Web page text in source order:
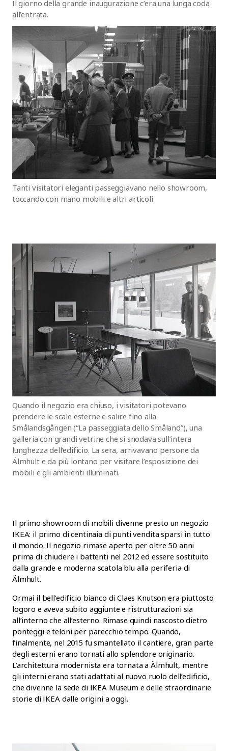
Il giorno della grande inaugurazione c’era una lunga coda
all’entrata.
Tanti visitatori eleganti passeggiavano nello showroom,
toccando con mano mobili e altri articoli.
Quando il negozio era chiuso, i visitatori potevano
prendere le scale esterne e salire fino alla
Smålandsgången (“La passeggiata dello Småland”), una
galleria con grandi vetrine che si snodava sull’intera
lunghezza dell’edificio. La sera, arrivavano persone da
Älmhult e da più lontano per visitare l’esposizione dei
mobili e gli ambienti illuminati.
Il primo showroom di mobili divenne presto un negozio
IKEA: il primo di centinaia di punti vendita sparsi in tutto
il mondo. Il negozio rimase aperto per oltre 50 anni
prima di chiudere i battenti nel 2012 ed essere sostituito
dalla grande e moderna scatola blu alla periferia di
Älmhult.
Ormai il bell’edificio bianco di Claes Knutson era piuttosto
logoro e aveva subito aggiunte e ristrutturazioni sia
all’interno che all’esterno. Rimase quindi nascosto dietro
ponteggi e teloni per parecchio tempo. Quando,
finalmente, nel 2015 fu smantellato il cantiere, gran parte
degli esterni erano tornati allo splendore originario.
L’architettura modernista era tornata a Älmhult, mentre
gli interni erano stati adattati al nuovo ruolo dell’edificio,
che divenne la sede di IKEA Museum e delle straordinarie
storie di IKEA dalle origini a oggi.